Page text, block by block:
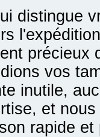
distingue
précieux
vos
inutile,
et
rapide et